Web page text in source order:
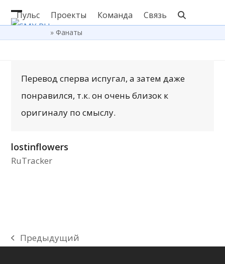
Skip
to
content
Пульс Проекты Команда Связь
Open
Close
» Фанаты
Перевод сперва испугал, а затем даже
понравился, т.к. он очень близок к
оригиналу по смыслу.
lostinflowers
RuTracker
previous
Предыдущий